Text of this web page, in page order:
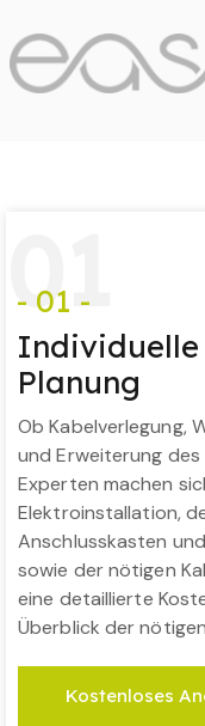
01
- 01 -
Individuelle
Planung
Ob Kabelverlegung,
und Erweiterung
Experten machen
Elektroinstallation,
Anschlusskasten
sowie der nötigen
eine detaillierte
Überblick der
Kostenloses